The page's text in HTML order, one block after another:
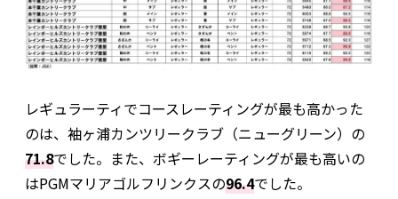
レギュラーティでコースレーティングが最も高かった
のは、袖ヶ浦カンツリークラブ（ニューグリーン）の
71.8でした。また、ボギーレーティングが最も高いの
はPGMマリアゴルフリンクスの96.4でした。